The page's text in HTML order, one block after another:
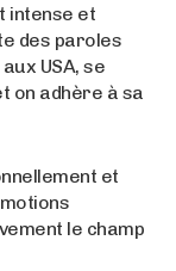
intense et
des paroles
USA, se
on adhère à sa
et
le champ